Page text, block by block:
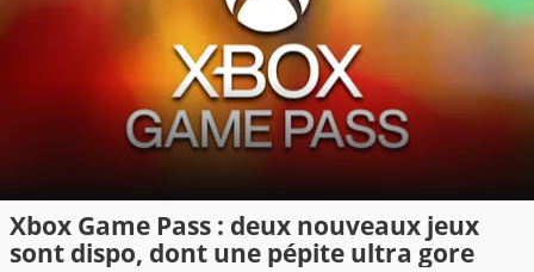
Xbox Game Pass : deux nouveaux jeux
sont dispo, dont une pépite ultra gore